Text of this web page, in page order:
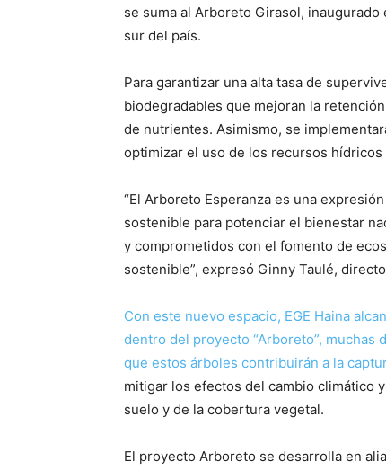
se suma al Arboreto Girasol,
sur del país.
Para garantizar una alta tasa de
biodegradables que mejoran la
de nutrientes. Asimismo, se
optimizar el uso de los recursos
“El Arboreto Esperanza es una
sostenible para potenciar el bienestar
y comprometidos con el fomento de
sostenible”, expresó Ginny Taulé,
Con este nuevo espacio, EGE Haina
dentro del proyecto “Arboreto”,
que estos árboles contribuirán a la
mitigar los efectos del cambio climático
suelo y de la cobertura vegetal.
El proyecto Arboreto se desarrolla en